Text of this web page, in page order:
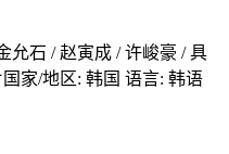
允石 / 赵寅成 / 许峻豪 / 具
家/地区: 韩国 语言: 韩语